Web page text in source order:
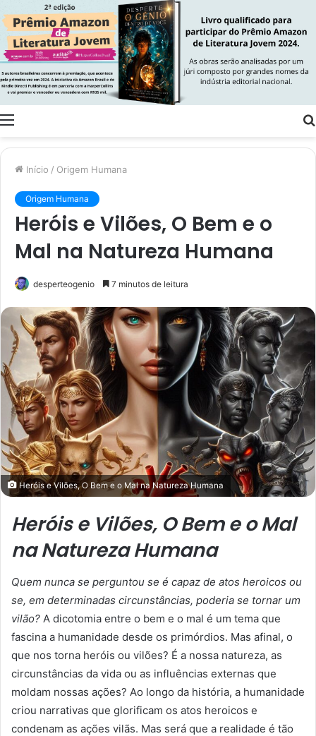
Menu
Início / Origem Humana
Origem Humana
Heróis e Vilões, O Bem e o
Mal na Natureza Humana
desperteogenio 7 minutos de leitura
Heróis e Vilões, O Bem e o Mal na Natureza Humana
Heróis e Vilões, O Bem e o Mal
na Natureza Humana
Quem nunca se perguntou se é capaz de atos heroicos ou
se, em determinadas circunstâncias, poderia se tornar um
vilão? A dicotomia entre o bem e o mal é um tema que
fascina a humanidade desde os primórdios. Mas afinal, o
que nos torna heróis ou vilões? É a nossa natureza, as
circunstâncias da vida ou as influências externas que
moldam nossas ações? Ao longo da história, a humanidade
criou narrativas que glorificam os atos heroicos e
condenam as ações vilãs. Mas será que a realidade é tão